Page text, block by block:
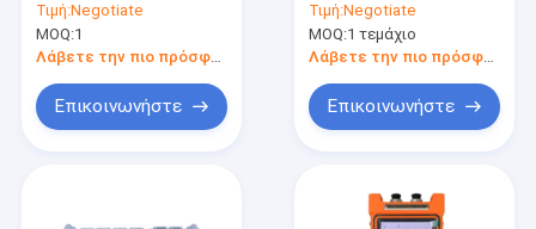
CATV
Τιμή:Negotiate
MOQ:1
Λάβετε την πιο πρόσφατη τιμή
Επικοινωνήστε
Τιμή:Negotiate
MOQ:1 τεμάχιο
Επικοινωνήστε